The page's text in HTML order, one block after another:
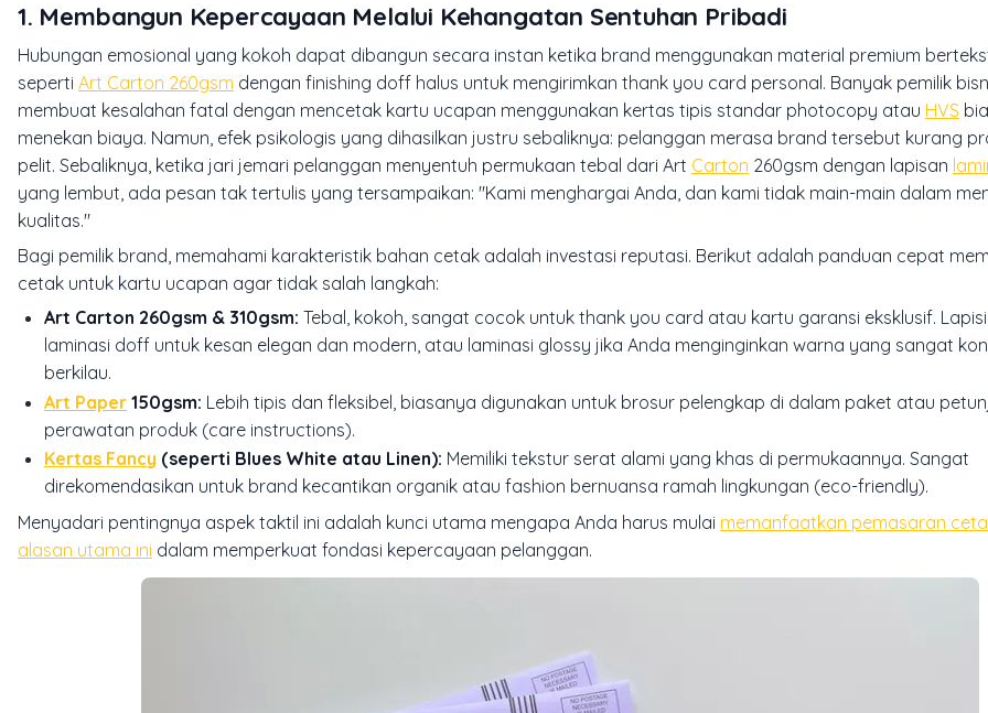
1. Membangun Kepercayaan Melalui Kehangatan Sentuhan Pribadi
Hubungan emosional yang kokoh dapat dibangun secara instan ketika brand menggunakan material premium
seperti Art Carton 260gsm dengan finishing doff halus untuk mengirimkan thank you card personal. Banyak pemilik
membuat kesalahan fatal dengan mencetak kartu ucapan menggunakan kertas tipis standar photocopy atau HVS
menekan biaya. Namun, efek psikologis yang dihasilkan justru sebaliknya: pelanggan merasa brand tersebut kurang
pelit. Sebaliknya, ketika jari jemari pelanggan menyentuh permukaan tebal dari Art Carton 260gsm dengan lapisan
yang lembut, ada pesan tak tertulis yang tersampaikan: "Kami menghargai Anda, dan kami tidak main-main dalam
kualitas."
Bagi pemilik brand, memahami karakteristik bahan cetak adalah investasi reputasi. Berikut adalah panduan cepat
cetak untuk kartu ucapan agar tidak salah langkah:
Art Carton 260gsm & 310gsm: Tebal, kokoh, sangat cocok untuk thank you card atau kartu garansi eksklusif.
laminasi doff untuk kesan elegan dan modern, atau laminasi glossy jika Anda menginginkan warna yang sangat
berkilau.
Art Paper 150gsm: Lebih tipis dan fleksibel, biasanya digunakan untuk brosur pelengkap di dalam paket atau
perawatan produk (care instructions).
Kertas Fancy (seperti Blues White atau Linen): Memiliki tekstur serat alami yang khas di permukaannya. Sangat
direkomendasikan untuk brand kecantikan organik atau fashion bernuansa ramah lingkungan (eco-friendly).
Menyadari pentingnya aspek taktil ini adalah kunci utama mengapa Anda harus mulai memanfaatkan pemasaran
alasan utama ini dalam memperkuat fondasi kepercayaan pelanggan.